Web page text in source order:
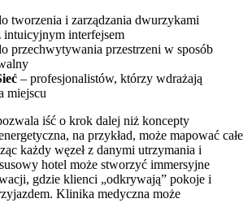
tworzenia i zarządzania dwurzykami
interfejsem
przechwytywania przestrzeni w sposób
– profesjonalistów, którzy wdrażają
miejscu
iść o krok dalej niż koncepty
na przykład, może mapować całe
każdy węzeł z danymi utrzymania i
hotel może stworzyć immersyjne
gdzie klienci „odkrywają” pokoje i
Klinika medyczna może